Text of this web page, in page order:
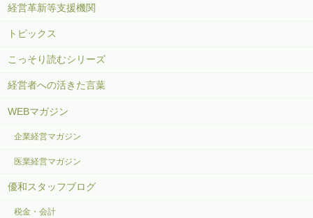
経営革新等支援機関
トピックス
こっそり読むシリーズ
経営者への活きた言葉
WEBマガジン
企業経営マガジン
医業経営マガジン
優和スタッフブログ
税金・会計